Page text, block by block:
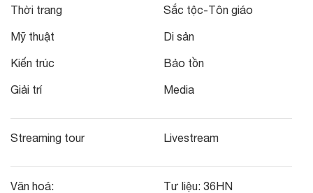
Thời trang
Mỹ thuật
Kiến trúc
Giải trí
Sắc tộc-Tôn giáo
Di sản
Bảo tồn
Media
Streaming tour Livestream
Văn hoá:
Tư liệu: 36HN